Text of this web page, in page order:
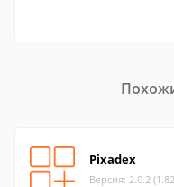
Pixadex
Версия: 2.0.2